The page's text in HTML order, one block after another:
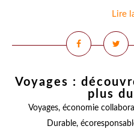
Lire
Voyages :
plus
Voyages, économie
Durable,